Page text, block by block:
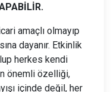
amaçlı olmayıp
dayanır. Etkinlik
herkes kendi
önemli özelliği,
içinde değil, her